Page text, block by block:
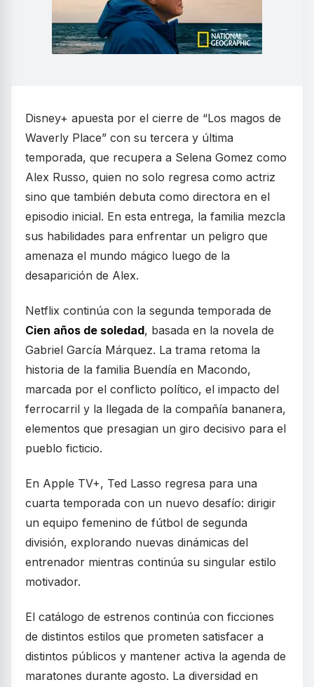
Disney+ apuesta por el cierre de “Los magos de
Waverly Place” con su tercera y última
temporada, que recupera a Selena Gomez como
Alex Russo, quien no solo regresa como actriz
sino que también debuta como directora en el
episodio inicial. En esta entrega, la familia mezcla
sus habilidades para enfrentar un peligro que
amenaza el mundo mágico luego de la
desaparición de Alex.
Netflix continúa con la segunda temporada de
Cien años de soledad, basada en la novela de
Gabriel García Márquez. La trama retoma la
historia de la familia Buendía en Macondo,
marcada por el conflicto político, el impacto del
ferrocarril y la llegada de la compañía bananera,
elementos que presagian un giro decisivo para el
pueblo ficticio.
En Apple TV+, Ted Lasso regresa para una
cuarta temporada con un nuevo desafío: dirigir
un equipo femenino de fútbol de segunda
división, explorando nuevas dinámicas del
entrenador mientras continúa su singular estilo
motivador.
El catálogo de estrenos continúa con ficciones
de distintos estilos que prometen satisfacer a
distintos públicos y mantener activa la agenda de
maratones durante agosto. La diversidad en